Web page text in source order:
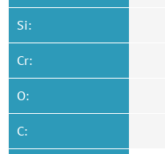
Si:
Cr:
O:
C: